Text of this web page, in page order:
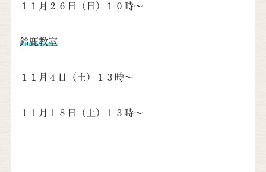
１１月２６日（日）１０時～
鈴鹿教室
１１月４日（土）１３時～
１１月１８日（土）１３時～